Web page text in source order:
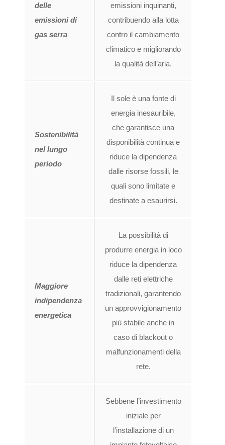
delle
emissioni di
gas serra
emissioni inquinanti,
contribuendo alla lotta
contro il cambiamento
climatico e migliorando
la qualità dell’aria.
Sostenibilità
nel lungo
periodo
Il sole è una fonte di
energia inesauribile,
che garantisce una
disponibilità continua e
riduce la dipendenza
dalle risorse fossili, le
quali sono limitate e
destinate a esaurirsi.
Maggiore
indipendenza
energetica
La possibilità di
produrre energia in loco
riduce la dipendenza
dalle reti elettriche
tradizionali, garantendo
un approvvigionamento
più stabile anche in
caso di blackout o
malfunzionamenti della
rete.
Sebbene l’investimento
iniziale per
l’installazione di un